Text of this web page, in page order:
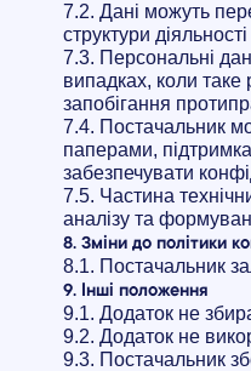
7.2. Дані можуть
структури
7.3. Персональні
випадках, коли таке
запобігання
7.4. Постачальник
паперами,
забезпечувати
7.5. Частина
аналізу та
8. Зміни до політики
8.1. Постачальник
9. Інші положення
9.1. Додаток не
9.2. Додаток не
9.3. Постачальник